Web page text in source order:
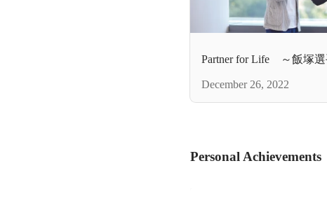
Partner for Life ～飯塚
December 26, 2022
Personal Achievements